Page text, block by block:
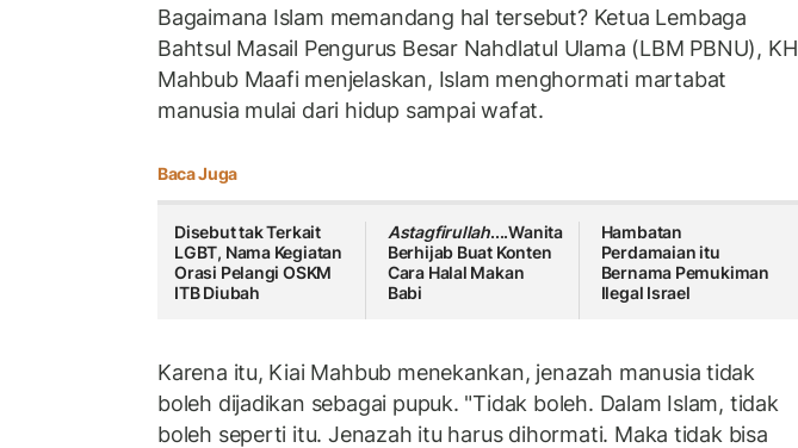
Bagaimana Islam memandang hal tersebut? Ketua Lembaga
Bahtsul Masail Pengurus Besar Nahdlatul Ulama (LBM PBNU), KH
Mahbub Maafi menjelaskan, Islam menghormati martabat
manusia mulai dari hidup sampai wafat.
Baca Juga
Disebut tak Terkait
LGBT, Nama Kegiatan
Orasi Pelangi OSKM
ITB Diubah
Astagfirullah....Wanita
Berhijab Buat Konten
Cara Halal Makan
Babi
Hambatan
Perdamaian itu
Bernama Pemukiman
Ilegal Israel
Karena itu, Kiai Mahbub menekankan, jenazah manusia tidak
boleh dijadikan sebagai pupuk. "Tidak boleh. Dalam Islam, tidak
boleh seperti itu. Jenazah itu harus dihormati. Maka tidak bisa